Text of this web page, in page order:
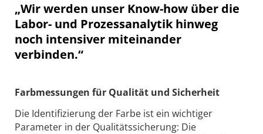
„Wir werden unser Know-how über die
Labor- und Prozessanalytik hinweg
noch intensiver miteinander
verbinden.“
Farbmessungen für Qualität und Sicherheit
Die Identifizierung der Farbe ist ein wichtiger
Parameter in der Qualitätssicherung: Die